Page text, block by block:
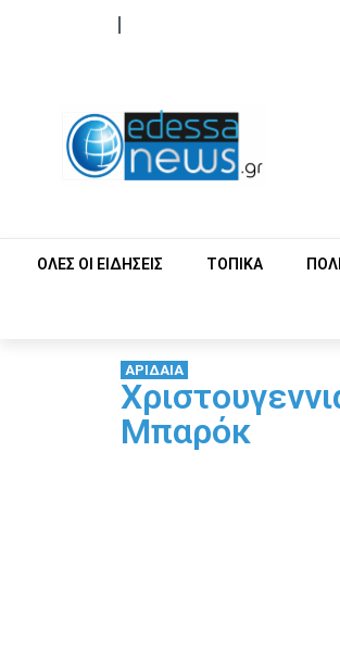
ΟΛΕΣ ΟΙ ΕΙΔΗΣΕΙΣ ΤΟΠΙΚΑ
ΑΡΙΔΑΙΑ
Μπαρόκ